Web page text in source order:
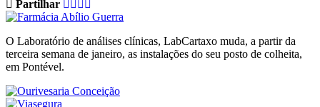
Partilhar
O Laboratório de análises clínicas, LabCartaxo muda, a partir da
terceira semana de janeiro, as instalações do seu posto de colheita,
em Pontével.